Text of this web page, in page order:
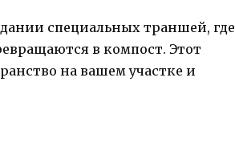
специальных траншей, где
в компост. Этот
на вашем участке и